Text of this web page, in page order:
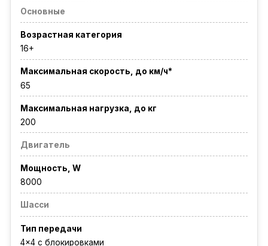
Основные
Возрастная категория
16+
Максимальная скорость, до км/ч*
65
Максимальная нагрузка, до кг
200
Двигатель
Мощность, W
8000
Шасси
Тип передачи
4x4 с блокировками